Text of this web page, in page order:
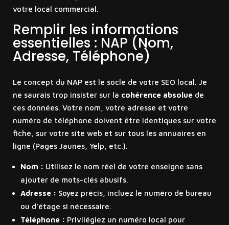
votre local commercial.
Remplir les informations
essentielles : NAP (Nom,
Adresse, Téléphone)
Le concept du NAP est le socle de votre SEO local. Je
ne saurais trop insister sur la cohérence absoluede
ces données. Votre nom, votre adresse et votre
numéro de téléphone doivent être identiques sur votre
fiche, sur votre site web et sur tous les annuaires en
ligne (Pages Jaunes, Yelp, etc.).
Nom : Utilisez le nom réel de votre enseigne sans
ajouter de mots-clés abusifs.
Adresse : Soyez précis, incluez le numéro de bureau
ou d’étage si nécessaire.
Téléphone : Privilégiez un numéro local pour